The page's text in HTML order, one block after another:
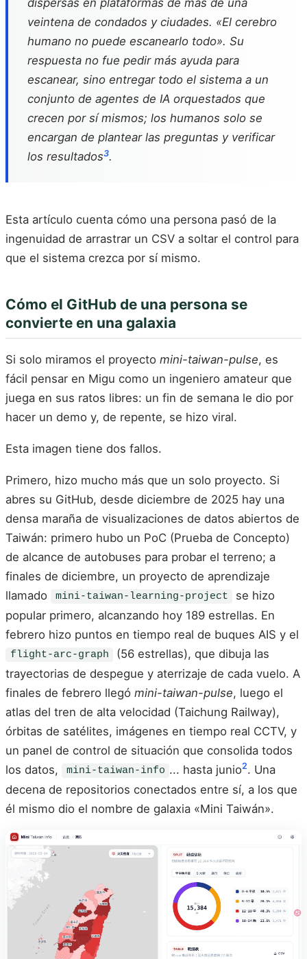
dispersas en plataformas de más de una
veintena de condados y ciudades. «El cerebro
humano no puede escanearlo todo». Su
respuesta no fue pedir más ayuda para
escanear, sino entregar todo el sistema a un
conjunto de agentes de IA orquestados que
crecen por sí mismos; los humanos solo se
encargan de plantear las preguntas y verificar
los resultados3.
Esta artículo cuenta cómo una persona pasó de la
ingenuidad de arrastrar un CSV a soltar el control para
que el sistema crezca por sí mismo.
Cómo el GitHub de una persona se
convierte en una galaxia
Si solo miramos el proyecto mini-taiwan-pulse, es
fácil pensar en Migu como un ingeniero amateur que
juega en sus ratos libres: un fin de semana le dio por
hacer un demo y, de repente, se hizo viral.
Esta imagen tiene dos fallos.
Primero, hizo mucho más que un solo proyecto. Si
abres su GitHub, desde diciembre de 2025 hay una
densa maraña de visualizaciones de datos abiertos de
Taiwán: primero hubo un PoC (Prueba de Concepto)
de alcance de autobuses para probar el terreno; a
finales de diciembre, un proyecto de aprendizaje
llamado
mini-taiwan-learning-project
se hizo
popular primero, alcanzando hoy 189 estrellas. En
febrero hizo puntos en tiempo real de buques AIS y el
flight-arc-graph
(56 estrellas), que dibuja las
trayectorias de despegue y aterrizaje de cada vuelo. A
finales de febrero llegó mini-taiwan-pulse, luego el
atlas del tren de alta velocidad (Taichung Railway),
órbitas de satélites, imágenes en tiempo real CCTV, y
un panel de control de situación que consolida todos
los datos,
mini-taiwan-info ... hasta junio2. Una
decena de repositorios conectados entre sí, a los que
él mismo dio el nombre de galaxia «Mini Taiwán».